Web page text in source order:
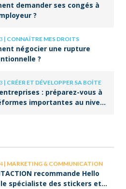
demander ses congés à
?
| CONNAÎTRE MES DROITS
négocier une rupture
?
| CRÉER ET DÉVELOPPER SA BOÎTE
: préparez-vous à
importantes au niveau
| MARKETING & COMMUNICATION
recommande Hello
spécialiste des stickers et